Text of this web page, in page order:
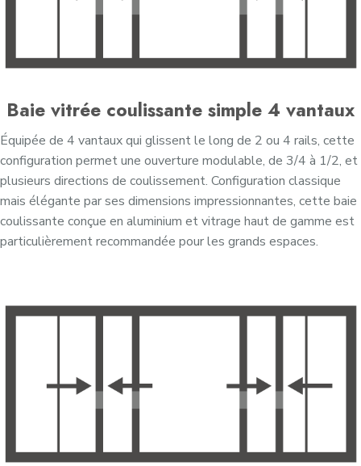
Baie vitrée coulissante simple 4 vantaux
Équipée de 4 vantaux qui glissent le long de 2 ou 4 rails, cette
configuration permet une ouverture modulable, de 3/4 à 1/2, et
plusieurs directions de coulissement. Configuration classique
mais élégante par ses dimensions impressionnantes, cette baie
coulissante conçue en aluminium et vitrage haut de gamme est
particulièrement recommandée pour les grands espaces.